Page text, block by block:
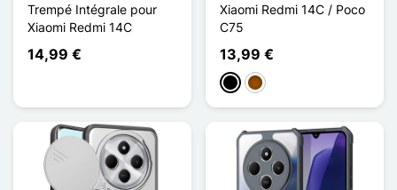
Trempé Intégrale pour
Xiaomi Redmi 14C
14,99 €
Xiaomi Redmi 14C / Poco
C75
13,99 €
PretoCastanho